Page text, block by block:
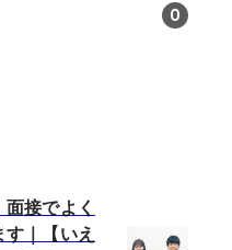
0
面接でよく
す｜【いえ